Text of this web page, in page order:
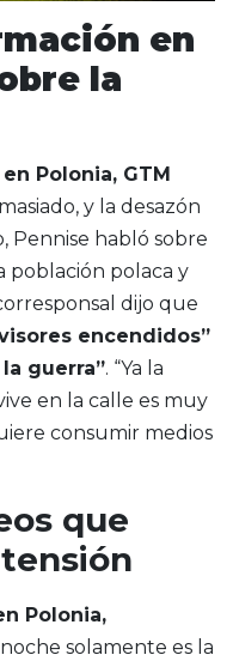
en
la
Polonia, GTM
y la desazón
Pennise habló sobre
población polaca y
dijo que
encendidos”
guerra”. “Ya la
en la calle es muy
consumir medios
que
Polonia,
solamente es la